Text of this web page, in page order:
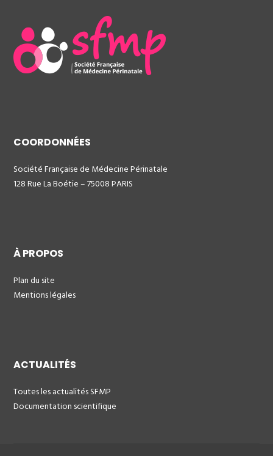
COORDONNÉES
Société Française de Médecine Périnatale
128 Rue La Boétie – 75008 PARIS
À PROPOS
Plan du site
Mentions légales
ACTUALITÉS
Toutes les actualités SFMP
Documentation scientifique